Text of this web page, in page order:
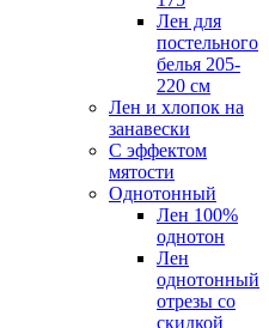
Лен для
постельного
белья 205-
220 см
Лен и хлопок на
занавески
С эффектом
мятости
Однотонный
Лен 100%
однотон
Лен
однотонный
отрезы со
скидкой